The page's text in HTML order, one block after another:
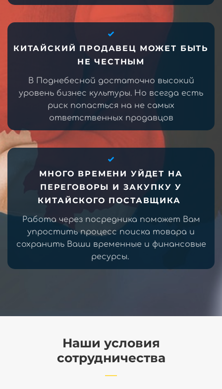
КИТАЙСКИЙ ПРОДАВЕЦ МОЖЕТ БЫТЬ
НЕ ЧЕСТНЫМ
В Поднебесной достаточно высокий
уровень бизнес культуры. Но всегда есть
риск попасться на не самых
ответственных продавцов
МНОГО ВРЕМЕНИ УЙДЕТ НА
ПЕРЕГОВОРЫ И ЗАКУПКУ У
КИТАЙСКОГО ПОСТАВЩИКА
Работа через посредника поможет Вам
упростить процесс поиска товара и
сохранить Ваши временные и финансовые
ресурсы.
Наши условия
сотрудничества